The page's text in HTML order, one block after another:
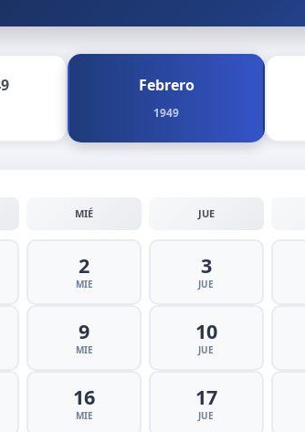
Febrero
1949
MIÉ JUE
2
MIE
3
JUE
9
MIE
10
JUE
16
MIE
17
JUE